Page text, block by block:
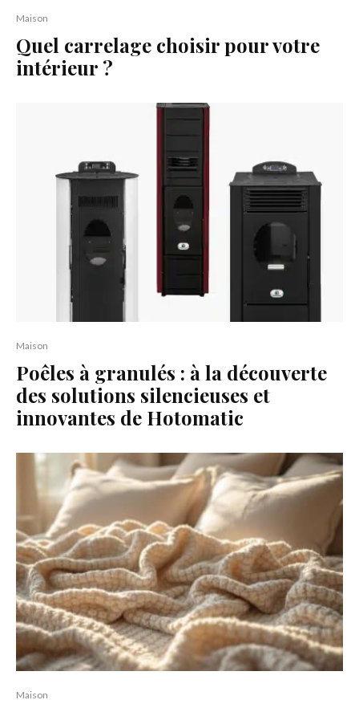
Maison
Quel carrelage choisir pour votre
intérieur ?
Maison
Poêles à granulés : à la découverte
des solutions silencieuses et
innovantes de Hotomatic
Maison